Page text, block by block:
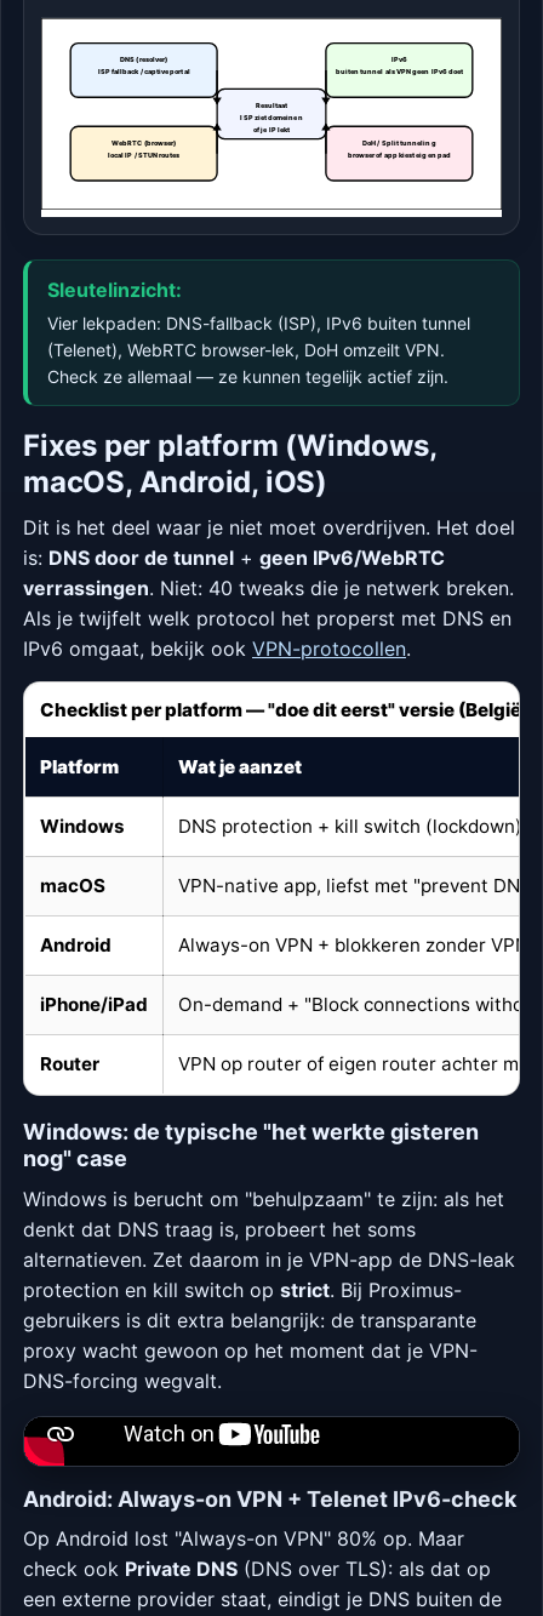
DNS (resolver)
ISP fallback / captive portal
IPv6
buiten tunnel als VPN geen IPv6 doet
WebRTC (browser)
local IP / STUN routes
DoH / Split tunneling
browser of app kiest eigen pad
Resultaat
ISP ziet domeinen
of je IP lekt
Sleutelinzicht:
Vier lekpaden: DNS-fallback (ISP), IPv6 buiten tunnel
(Telenet), WebRTC browser-lek, DoH omzeilt VPN.
Check ze allemaal — ze kunnen tegelijk actief zijn.
Fixes per platform (Windows,
macOS, Android, iOS)
Dit is het deel waar je niet moet overdrijven. Het doel
is: DNS door de tunnel + geen IPv6/WebRTC
verrassingen. Niet: 40 tweaks die je netwerk breken.
Als je twijfelt welk protocol het properst met DNS en
IPv6 omgaat, bekijk ook VPN-protocollen.
Checklist per platform — "doe dit eerst" versie (België-
Platform Wat je aanzet
Windows DNS protection + kill switch (lockdown)
macOS VPN-native app, liefst met "prevent DNS
Android Always-on VPN + blokkeren zonder VPN
iPhone/iPad On-demand + "Block connections
Router VPN op router of eigen router achter
Windows: de typische "het werkte gisteren
nog" case
Windows is berucht om "behulpzaam" te zijn: als het
denkt dat DNS traag is, probeert het soms
alternatieven. Zet daarom in je VPN-app de DNS-leak
protection en kill switch op strict. Bij Proximus-
gebruikers is dit extra belangrijk: de transparante
proxy wacht gewoon op het moment dat je VPN-
DNS-forcing wegvalt.
Als de video niet laadt:bekijk op YouTube
Android: Always-on VPN + Telenet IPv6-check
Op Android lost "Always-on VPN" 80% op. Maar
check ook Private DNS (DNS over TLS): als dat op
een externe provider staat, eindigt je DNS buiten de